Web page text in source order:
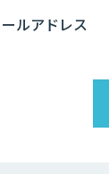
ルアドレス